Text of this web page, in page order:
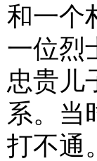
和一个
一位烈
忠贵儿
系。当
打不通